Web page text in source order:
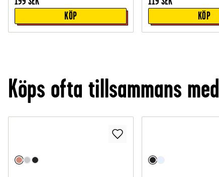
KÖP
KÖP
Köps ofta tillsammans med